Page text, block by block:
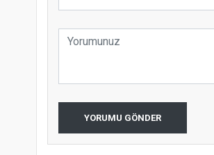
YORUMU GÖNDER